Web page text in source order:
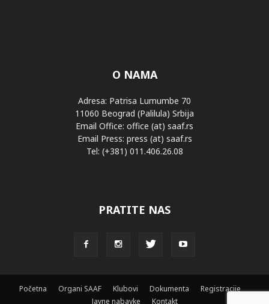
O NAMA
Adresa: Patrisa Lumumbe 70
11060 Beograd (Palilula) Srbija
Email Office: office (at) saaf.rs
Email Press: press (at) saaf.rs
Tel: (+381) 011.406.26.08
PRATITE NAS
Početna Organi SAAF Klubovi Dokumenta
Registracije
Javne nabavke
Kontakt